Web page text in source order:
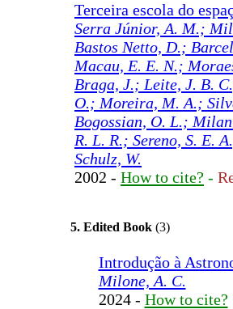
Terceira escola do
Serra Júnior, A. M.;
Bastos Netto, D.;
Macau, E. E. N.;
Braga, J.; Leite, J. B.
O.; Moreira, M. A.;
Bogossian, O. L.;
R. L. R.; Sereno, S. E.
Schulz, W.
2002 - How to cite? -
5. Edited Book (3)
Introdução à
Milone, A. C.
2024 - How to cite?